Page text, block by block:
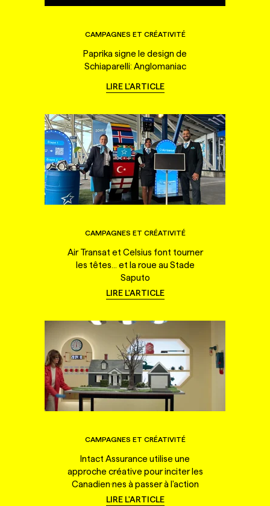
CAMPAGNES ET CRÉATIVITÉ
Paprika signe le design de
Schiaparelli: Anglomaniac
LIRE L'ARTICLE
CAMPAGNES ET CRÉATIVITÉ
Air Transat et Celsius font tourner
les têtes... et la roue au Stade
Saputo
LIRE L'ARTICLE
CAMPAGNES ET CRÉATIVITÉ
Intact Assurance utilise une
approche créative pour inciter les
Canadien·nes à passer à l'action
LIRE L'ARTICLE